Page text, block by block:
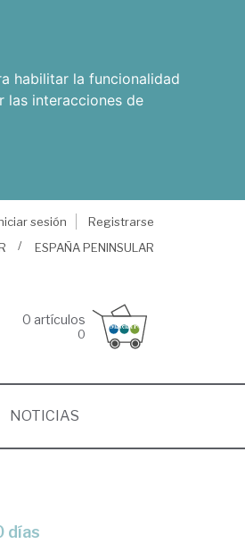
habilitar la funcionalidad
las interacciones de
sesión
Registrarse
ESPAÑA PENINSULAR
0 artículos
0
NOTICIAS
días